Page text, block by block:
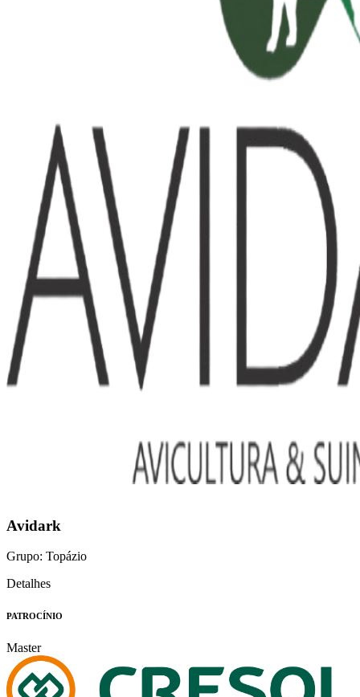
Avidark
Grupo: Topázio
Detalhes
PATROCÍNIO
Master